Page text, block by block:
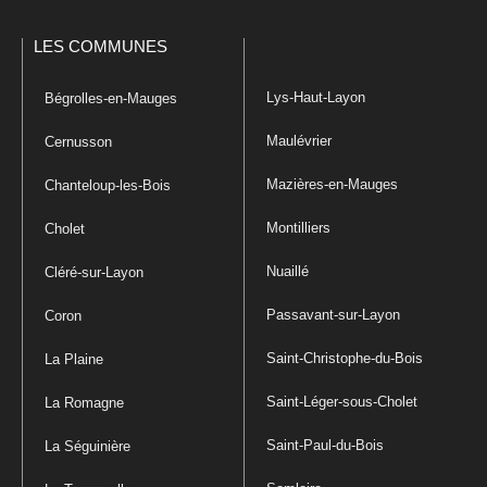
LES COMMUNES
Bégrolles-en-Mauges
Cernusson
Chanteloup-les-Bois
Cholet
Cléré-sur-Layon
Coron
La Plaine
La Romagne
La Séguinière
Lys-Haut-Layon
Maulévrier
Mazières-en-Mauges
Montilliers
Nuaillé
Passavant-sur-Layon
Saint-Christophe-du-Bois
Saint-Léger-sous-Cholet
Saint-Paul-du-Bois